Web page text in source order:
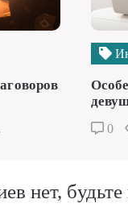
0
нет,